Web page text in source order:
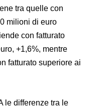
tra quelle con
milioni di euro
con fatturato
+1,6%, mentre
fatturato superiore ai
le differenze tra le